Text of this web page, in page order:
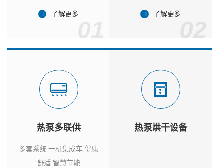
了解更多 了解更多
热泵多联供
多套系统 一机集成车,健康
舒适 智慧节能
热泵烘干设备